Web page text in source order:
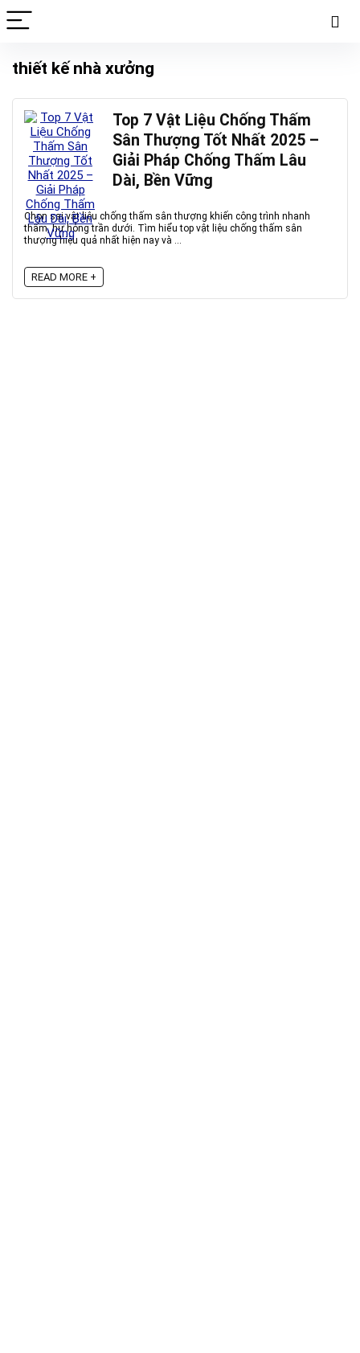
thiết kế nhà xưởng
Top 7 Vật Liệu Chống Thấm
Sân Thượng Tốt Nhất 2025 –
Giải Pháp Chống Thấm Lâu
Dài, Bền Vững
Chọn sai vật liệu chống thấm sân thượng khiến công trình nhanh
thấm, hư hỏng trần dưới. Tìm hiểu top vật liệu chống thấm sân
thượng hiệu quả nhất hiện nay và ...
READ MORE +